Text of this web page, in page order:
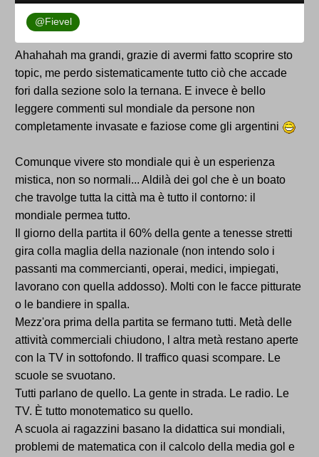
@Fievel
Ahahahah ma grandi, grazie di avermi fatto scoprire sto
topic, me perdo sistematicamente tutto ciò che accade
fori dalla sezione solo la ternana. E invece è bello
leggere commenti sul mondiale da persone non
completamente invasate e faziose come gli argentini
Comunque vivere sto mondiale qui è un esperienza
mistica, non so normali... Aldilà dei gol che è un boato
che travolge tutta la città ma è tutto il contorno: il
mondiale permea tutto.
Il giorno della partita il 60% della gente a tenesse stretti
gira colla maglia della nazionale (non intendo solo i
passanti ma commercianti, operai, medici, impiegati,
lavorano con quella addosso). Molti con le facce pitturate
o le bandiere in spalla.
Mezz'ora prima della partita se fermano tutti. Metà delle
attività commerciali chiudono, l altra metà restano aperte
con la TV in sottofondo. Il traffico quasi scompare. Le
scuole se svuotano.
Tutti parlano de quello. La gente in strada. Le radio. Le
TV. È tutto monotematico su quello.
A scuola ai ragazzini basano la didattica sui mondiali,
problemi de matematica con il calcolo della media gol e